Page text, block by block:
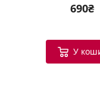
690₴
У